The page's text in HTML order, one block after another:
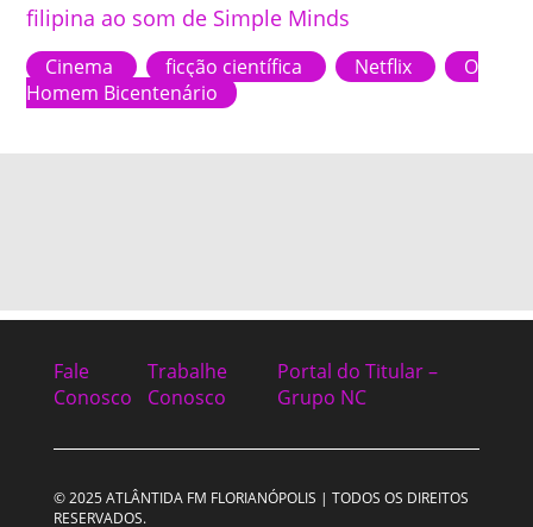
filipina ao som de Simple Minds
Cinema ficção científica Netflix
O
Homem Bicentenário
Fale
Conosco
Trabalhe
Conosco
Portal do Titular –
Grupo NC
© 2025 ATLÂNTIDA FM FLORIANÓPOLIS | TODOS OS DIREITOS
RESERVADOS.